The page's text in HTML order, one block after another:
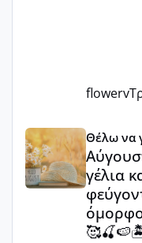
flowerv
Αύγουστος ήρθε
Θέλω να
γέλια